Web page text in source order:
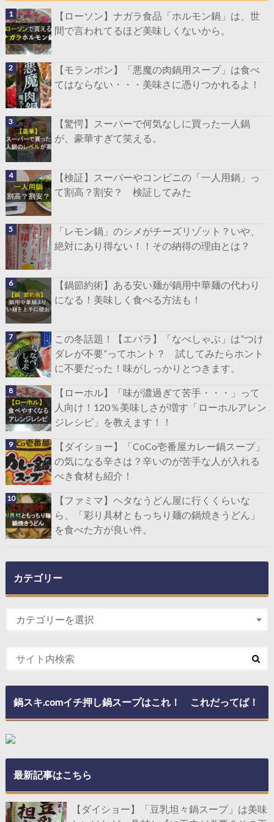
【ローソン】ナガラ食品「ホルモン鍋」は、世
間で言われてるほど美味しくないから。
【モランボン】「悪魔の肉鍋用スープ」は食べ
てはならない・・・美味さに憑りつかれるよ！
【驚愕】スーパーで何気なしに買った一人鍋
が、豪華すぎて笑える。
【検証】スーパーやコンビニの「一人用鍋」っ
て割高？割安？ 検証してみた
「レモン鍋」のシメがチーズリゾット？いや、
絶対にあり得ない！！その納得の理由とは？
【鍋節約術】ある安い麺が鍋用中華麺の代わり
になる！美味しく食べる方法も！
この冬話題！【エバラ】「なべしゃぶ」は”つけ
ダレが不要”ってホント？ 試してみたらホント
に不要だった！味がしっかりとつきます。
【ローホル】「味が濃過ぎて苦手・・・」って
人向け！120％美味しさが増す「ローホルアレン
ジレシピ」を教えます！！
【ダイショー】「CoCo壱番屋カレー鍋スープ」
の気になる辛さは？辛いのが苦手な人が入れる
べき食材も紹介！
【ファミマ】ヘタなうどん屋に行くくらいな
ら、「彩り具材ともっちり麺の鍋焼きうどん」
を食べた方が良い件。
カテゴリー
鍋スキ.comイチ押し鍋スープはこれ！ これだってば！
最新記事はこちら
【ダイショー】「豆乳坦々鍋スープ」は美味